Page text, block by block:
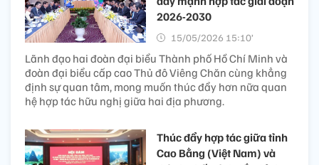
2026-2030
15/05/2026 15:10’
Lãnh đạo hai đoàn đại biểu Thành phố Hồ Chí Minh và
đoàn đại biểu cấp cao Thủ đô Viêng Chăn cùng khẳng
định sự quan tâm, mong muốn thúc đẩy hơn nữa quan
hệ hợp tác hữu nghị giữa hai địa phương.
Thúc đẩy hợp tác giữa tỉnh
Cao Bằng (Việt Nam) và